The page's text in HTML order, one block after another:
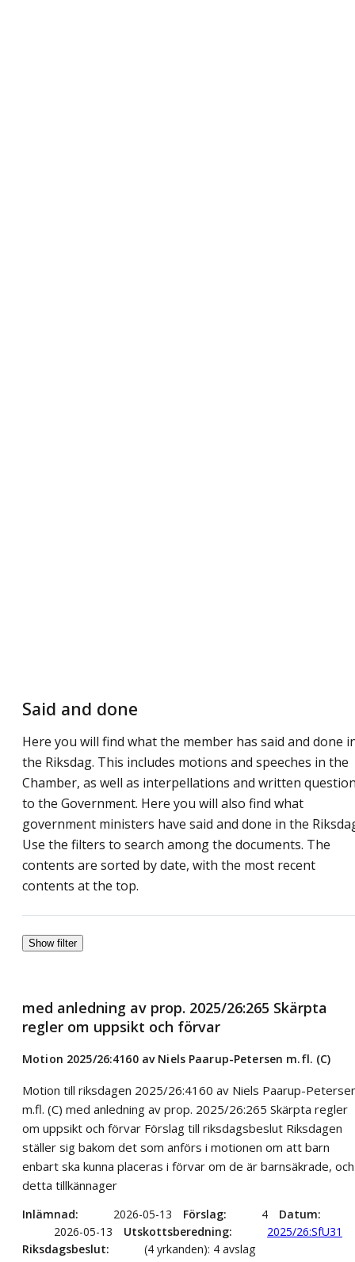
Said and done
Here you will find what the member has said and done
the Riksdag. This includes motions and speeches in the
Chamber, as well as interpellations and written
to the Government. Here you will also find what
government ministers have said and done in the
Use the filters to search among the documents. The
contents are sorted by date, with the most recent
contents at the top.
Show filter
med anledning av prop. 2025/26:265 Skärpta
regler om uppsikt och förvar
Motion 2025/26:4160 av Niels Paarup-Petersen m.fl. (C)
Motion till riksdagen 2025/26:4160 av Niels Paarup-
m.fl. (C) med anledning av prop. 2025/26:265 Skärpta regler
om uppsikt och förvar Förslag till riksdagsbeslut Riksdagen
ställer sig bakom det som anförs i motionen om att barn
enbart ska kunna placeras i förvar om de är barnsäkrade, och
detta tillkännager
Inlämnad 2026-05-13 Förslag 4
Datum
2026-05-13
Utskottsberedning
2025/26:SfU31
Riksdagsbeslut
(4 yrkanden): 4 avslag